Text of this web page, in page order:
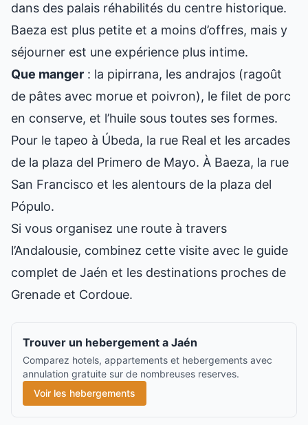
dans des palais réhabilités du centre historique.
Baeza est plus petite et a moins d’offres, mais y
séjourner est une expérience plus intime.
Que manger : la pipirrana, les andrajos (ragoût
de pâtes avec morue et poivron), le filet de porc
en conserve, et l’huile sous toutes ses formes.
Pour le tapeo à Úbeda, la rue Real et les arcades
de la plaza del Primero de Mayo. À Baeza, la rue
San Francisco et les alentours de la plaza del
Pópulo.
Si vous organisez une route à travers
l’Andalousie, combinez cette visite avec le guide
complet de Jaén et les destinations proches de
Grenade et Cordoue.
Trouver un hebergement a Jaén
Comparez hotels, appartements et hebergements avec
annulation gratuite sur de nombreuses reserves.
Voir les hebergements